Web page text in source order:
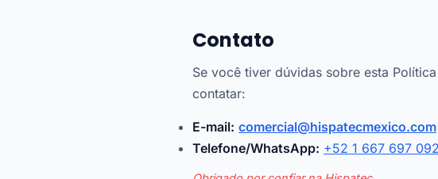
Contato
Se você tiver dúvidas sobre esta
contatar:
E-mail: comercial@hispatecmexico.com
Telefone/WhatsApp: +52 1 667 697